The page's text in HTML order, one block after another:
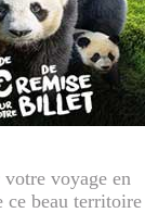
votre voyage en
ce beau territoire